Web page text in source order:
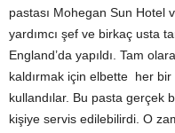
pastası Mohegan Sun Hotel
yardımcı şef ve birkaç usta
England’da yapıldı. Tam
kaldırmak için elbette her bir
kullandılar. Bu pasta gerçek
kişiye servis edilebilirdi. O